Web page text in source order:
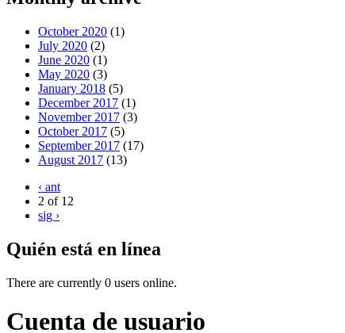
October 2020 (1)
July 2020 (2)
June 2020 (1)
May 2020 (3)
January 2018 (5)
December 2017 (1)
November 2017 (3)
October 2017 (5)
September 2017 (17)
August 2017 (13)
‹ ant
2 of 12
sig ›
Quién está en línea
There are currently 0 users online.
Cuenta de usuario